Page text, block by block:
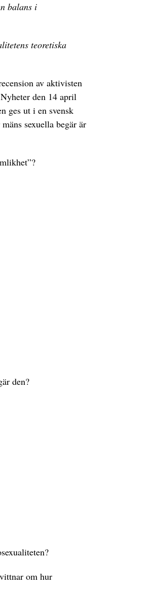
balans i
teoretiska
av aktivisten
den 14 april
ges ut i en svensk
sexuella begär är
den?
om hur